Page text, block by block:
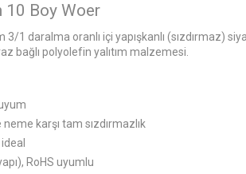
10 Boy Woer
1 daralma oranlı içi yapışkanlı (sızdırmaz)
bağlı polyolefin yalıtım malzemesi.
karşı tam sızdırmazlık
RoHS uyumlu